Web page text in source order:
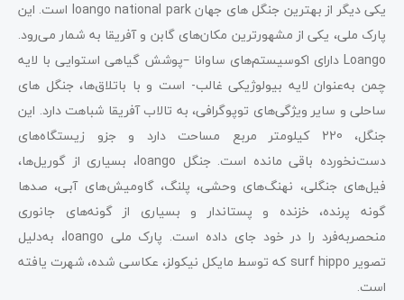
یکی دیگر از بهترین جنگل‌ های جهان loango national park است. این
پارک ملی، یکی از مشهورترین مکان‌های گابن و آفریقا به شمار می‌رود.
Loango دارای اکوسیستم‌های ساوانا –پوشش گیاهی استوایی با لایه
چمن به‌عنوان لایه بیولوژیکی غالب- است و با باتلاق‌ها، جنگل ‌های
ساحلی و سایر ویژگی‌های توپوگرافی، به تالاب آفریقا شباهت دارد. این
جنگل، 220 کیلومتر مربع مساحت دارد و جزو زیستگاه‌های
دست‌نخورده باقی مانده است. جنگل loango، بسیاری از گوریل‌ها،
فیل‌های جنگلی، نهنگ‌های وحشی، پلنگ، گاومیش‌های آبی، صدها
گونه پرنده، خزنده و پستاندار و بسیاری از گونه‌های جانوری
منحصربه‌فرد را در خود جای داده است. پارک ملی loango، به‌دلیل
تصویر surf hippo که توسط مایکل نیکولز، عکاسی شده، شهرت یافته
است.